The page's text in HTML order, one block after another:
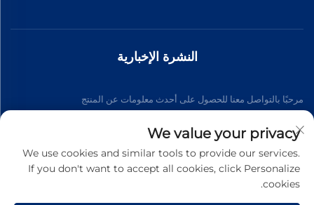
النشرة الإخبارية
مرحبًا بالتواصل معنا للحصول على أحدث معلومات عن المنتج
اشترك
We value your privacy
We use cookies and similar tools to provide our services.
If you don't want to accept all cookies, click Personalize
cookies.